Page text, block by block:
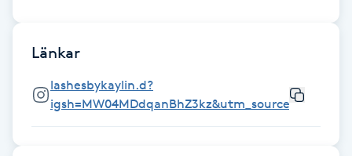
Fransförlängning Megavolym
Fransförlängning Volym
Länkar
lashesbykaylin.d?
igsh=MW04MDdqanBhZ3kz&utm_source=qr